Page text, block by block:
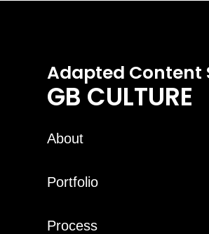
Adapted Content
GB CULTURE
About
Portfolio
Process